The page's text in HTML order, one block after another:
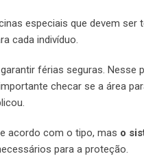
especiais que devem
cada indivíduo.
férias seguras.
checar se a área
acordo com o tipo, mas o
para a proteção.